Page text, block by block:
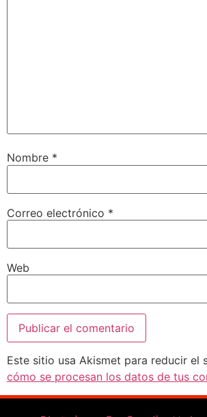
Nombre *
Correo electrónico *
Web
Este sitio usa Akismet para reducir el
cómo se procesan los datos de tus